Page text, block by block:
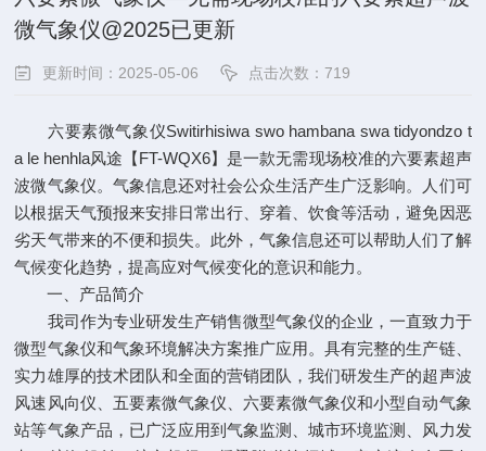
微气象仪@2025已更新
更新时间：2025-05-06 点击次数：719
六要素微气象仪Switirhisiwa swo hambana swa tidyondzo t
a le henhla风途【FT-WQX6】是一款无需现场校准的六要素超声
波微气象仪。气象信息还对社会公众生活产生广泛影响。人们可
以根据天气预报来安排日常出行、穿着、饮食等活动，避免因恶
劣天气带来的不便和损失。此外，气象信息还可以帮助人们了解
气候变化趋势，提高应对气候变化的意识和能力。
一、产品简介
我司作为专业研发生产销售微型气象仪的企业，一直致力于
微型气象仪和气象环境解决方案推广应用。具有完整的生产链、
实力雄厚的技术团队和全面的营销团队，我们研发生产的超声波
风速风向仪、五要素微气象仪、六要素微气象仪和小型自动气象
站等气象产品，已广泛应用到气象监测、城市环境监测、风力发